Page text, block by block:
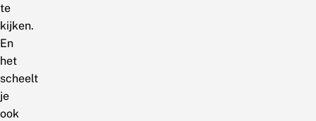
te
kijken.
En
het
scheelt
je
ook